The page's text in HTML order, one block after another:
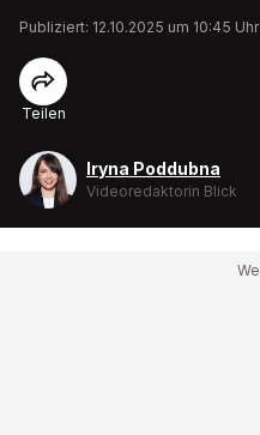
Publiziert: 12.10.2025 um 10:45 Uhr
Teilen
Iryna Poddubna
Videoredaktorin Blick